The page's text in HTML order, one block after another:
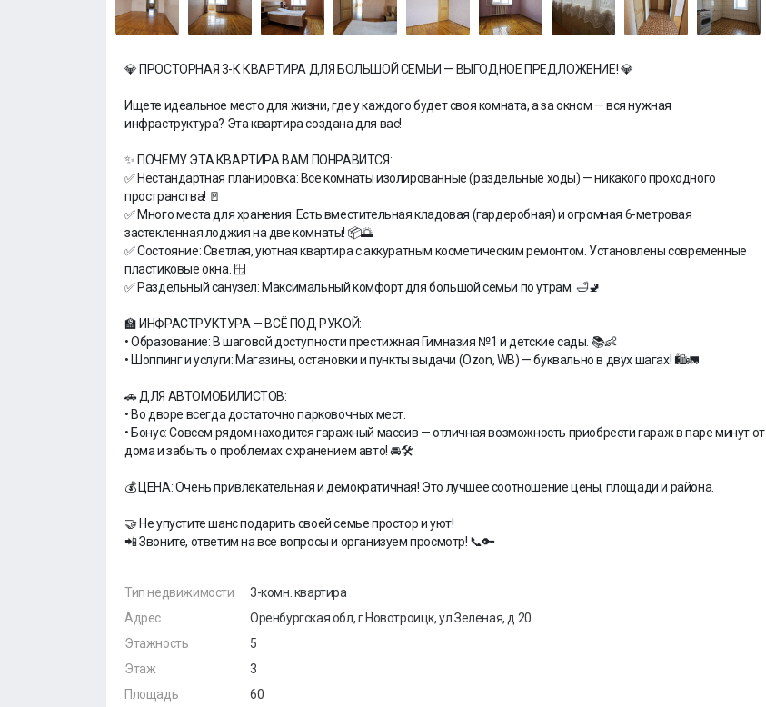
💎 ПРОСТОРНАЯ 3-К КВАРТИРА ДЛЯ БОЛЬШОЙ СЕМЬИ — ВЫГОДНОЕ ПРЕДЛОЖЕНИЕ! 💎
Ищете идеальное место для жизни, где у каждого будет своя комната, а за окном — вся нужная
инфраструктура? Эта квартира создана для вас!
✨ ПОЧЕМУ ЭТА КВАРТИРА ВАМ ПОНРАВИТСЯ:
✅ Нестандартная планировка: Все комнаты изолированные (раздельные ходы) — никакого проходного
пространства! 🚪
✅ Много места для хранения: Есть вместительная кладовая (гардеробная) и огромная 6-метровая
застекленная лоджия на две комнаты! 📦🌅
✅ Состояние: Светлая, уютная квартира с аккуратным косметическим ремонтом. Установлены современные
пластиковые окна. 🪟
✅ Раздельный санузел: Максимальный комфорт для большой семьи по утрам. 🛁🚽
🏫 ИНФРАСТРУКТУРА — ВСЁ ПОД РУКОЙ:
• Образование: В шаговой доступности престижная Гимназия №1 и детские сады. 📚👶
• Шоппинг и услуги: Магазины, остановки и пункты выдачи (Ozon, WB) — буквально в двух шагах! 🛍️🚛
🚗 ДЛЯ АВТОМОБИЛИСТОВ:
• Во дворе всегда достаточно парковочных мест.
• Бонус: Совсем рядом находится гаражный массив — отличная возможность приобрести гараж в паре минут от
дома и забыть о проблемах с хранением авто! 🚘🛠️
💰 ЦЕНА: Очень привлекательная и демократичная! Это лучшее соотношение цены, площади и района.
🤝 Не упустите шанс подарить своей семье простор и уют!
📲 Звоните, ответим на все вопросы и организуем просмотр! 📞🔑
Тип недвижимости
Адрес
Этажность
Этаж
Площадь
3-комн. квартира
Оренбургская обл, г Новотроицк, ул Зеленая, д 20
5
3
60